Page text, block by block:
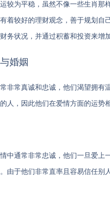
较为平稳，虽然不像一些生肖
着较好的理财观念，善于规划
务状况，并通过积蓄和投资来增
婚姻
非常真诚和忠诚，他们渴望拥
人，因此他们在爱情方面的运势
中通常非常忠诚，他们一旦爱
由于他们非常直率且容易信任